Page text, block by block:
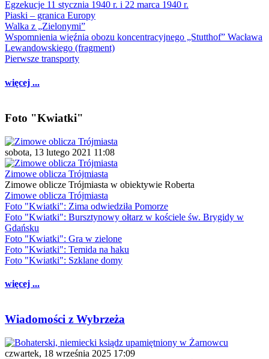
Egzekucje 11 stycznia 1940 r. i 22 marca 1940 r.
Piaski – granica Europy
Walka z „Zielonymi”
Wspomnienia więźnia obozu koncentracyjnego „Stutthof” Wacława
Lewandowskiego (fragment)
Pierwsze transporty
więcej ...
Foto "Kwiatki"
sobota, 13 lutego 2021 11:08
Zimowe oblicza Trójmiasta
Zimowe oblicze Trójmiasta w obiektywie Roberta
Zimowe oblicza Trójmiasta
Foto "Kwiatki": Zima odwiedziła Pomorze
Foto "Kwiatki": Bursztynowy ołtarz w kościele św. Brygidy w
Gdańsku
Foto "Kwiatki": Gra w zielone
Foto "Kwiatki": Temida na haku
Foto "Kwiatki": Szklane domy
więcej ...
Wiadomości z Wybrzeża
czwartek, 18 września 2025 17:09